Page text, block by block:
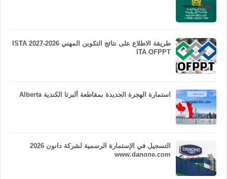
طريقة الاطلاع على نتائج التكوين المهني 2026-2027 ISTA
ITA OFPPT
استمارة الهجرة الجديدة بمقاطعة ألبرتا الكندية Alberta
التسجيل في الإستمارة الرسمية لشركة دانون 2026
www.danone.com